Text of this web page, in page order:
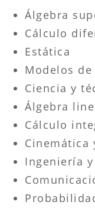
Álgebra
Cálculo
Estática
Modelos
Ciencia y
Álgebra
Cálculo
Cinemática
Ingeniería